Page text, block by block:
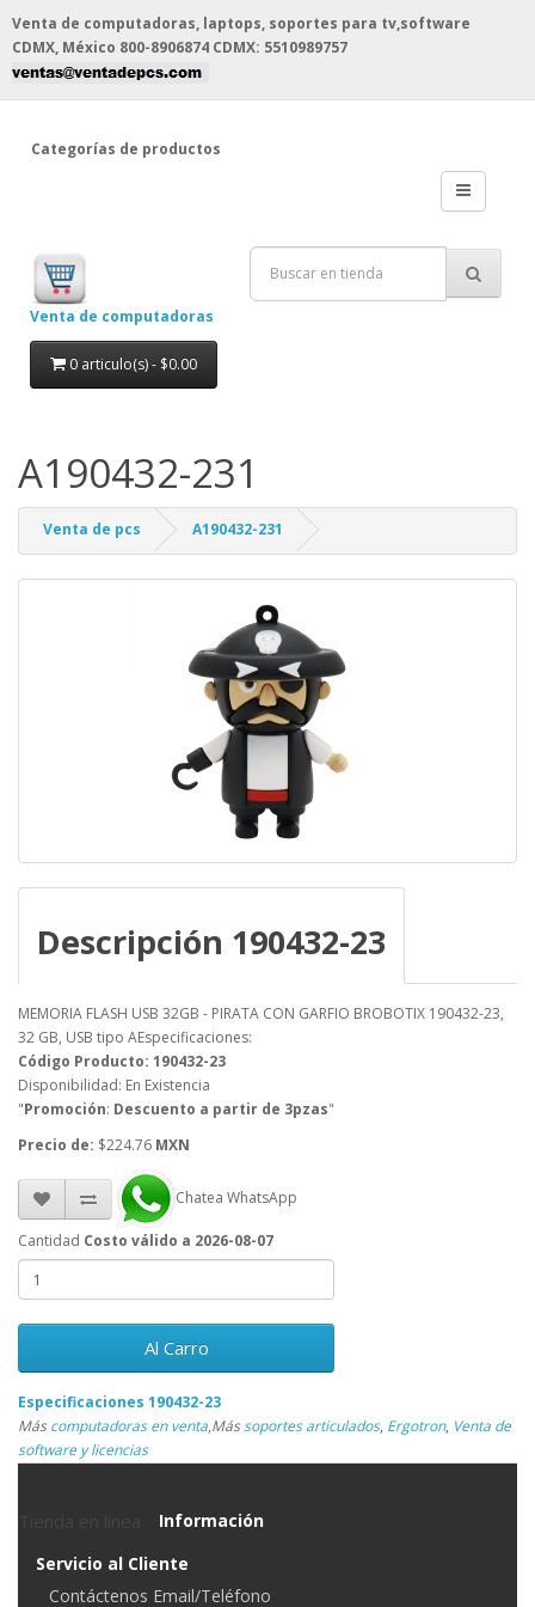
Venta de computadoras, laptops, soportes para tv,software
CDMX, México 800-8906874 CDMX: 5510989757
Categorías de productos
Venta de computadoras
0 articulo(s) - $0.00
A190432-231
Venta de pcs A190432-231
Descripción 190432-23
MEMORIA FLASH USB 32GB - PIRATA CON GARFIO BROBOTIX 190432-23,
32 GB, USB tipo AEspecificaciones:
Código Producto: 190432-23
Disponibilidad: En Existencia
"Promoción: Descuento a partir de 3pzas"
Precio de: $224.76 MXN
Chatea WhatsApp
Cantidad Costo válido a 2026-08-07
Al Carro
Especificaciones 190432-23
Máscomputadoras en venta,Mássoportes articulados, Ergotron, Venta de
software y licencias
Información
Servicio al Cliente
Contáctenos Email/Teléfono